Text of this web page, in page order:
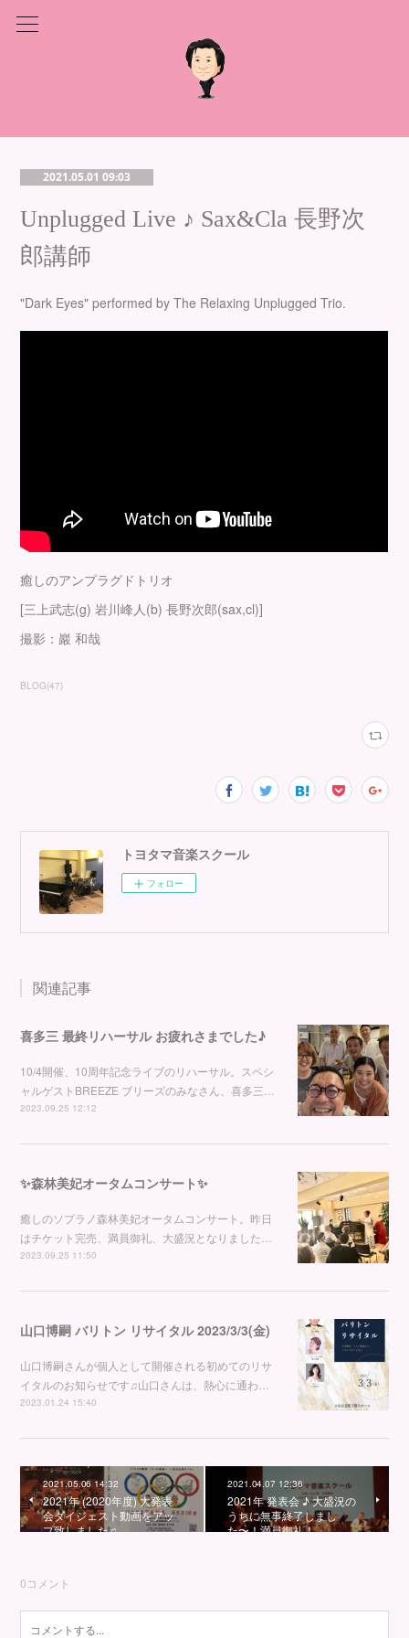
2021.05.01 09:03
Unplugged Live ♪ Sax&Cla 長野次
郎講師
"Dark Eyes" performed by The Relaxing Unplugged Trio.
癒しのアンプラグドトリオ
[三上武志(g) 岩川峰人(b) 長野次郎(sax,cl)]
撮影：巖 和哉
BLOG(47)
トヨタマ音楽スクール
フォロー
関連記事
喜多三 最終リハーサル お疲れさまでした♪
10/4開催、10周年記念ライブのリハーサル。スペシ
ャルゲストBREEZE ブリーズのみなさん、喜多三…
2023.09.25 12:12
✨森林美妃オータムコンサート✨
癒しのソプラノ森林美妃オータムコンサート。昨日
はチケット完売、満員御礼、大盛況となりました…
2023.09.25 11:50
山口博嗣 バリトン リサイタル 2023/3/3(金)
山口博嗣さんが個人として開催される初めてのリサ
イタルのお知らせです♫山口さんは、熱心に通わ…
2023.01.24 15:40
2021.05.06 14:32
2021年 (2020年度) 大発表
会ダイジェスト動画をアッ
プ致しました♫
2021.04.07 12:36
2021年 発表会 ♪ 大盛況の
うちに無事終了しまし
た〜！満員御礼！
0コメント